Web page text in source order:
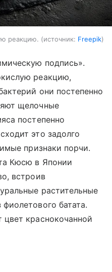
реакцию. источник: Freepik
подпись».
реакцию,
они постепенно
щелочные
постепенно
это задолго
признаки порчи.
Кюсю в Японии
встроив
растительные
батата.
краснокочанной